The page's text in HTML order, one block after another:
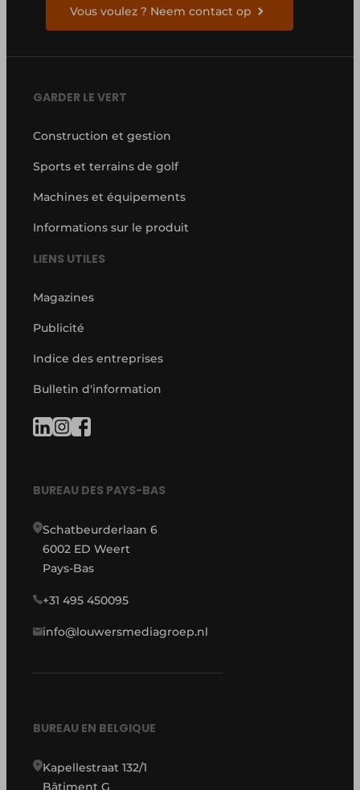
Vous voulez ? Neem contact op
GARDER LE VERT
Construction et gestion
Sports et terrains de golf
Machines et équipements
Informations sur le produit
LIENS UTILES
Magazines
Publicité
Indice des entreprises
Bulletin d'information
BUREAU DES PAYS-BAS
Schatbeurderlaan 6
6002 ED Weert
Pays-Bas
+31 495 450095
info@louwersmediagroep.nl
BUREAU EN BELGIQUE
Kapellestraat 132/1
Bâtiment G